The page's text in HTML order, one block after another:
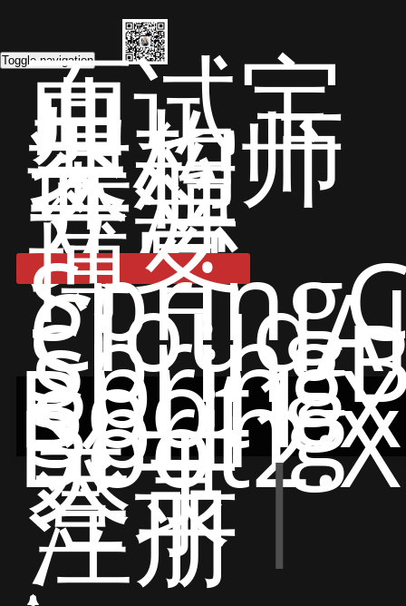
Toggle navigation
面试宝
典
架构师
课程
开源
文章
博客
Spring
Boot1.X
Spring
Boot2.X
关于
登录|
注册